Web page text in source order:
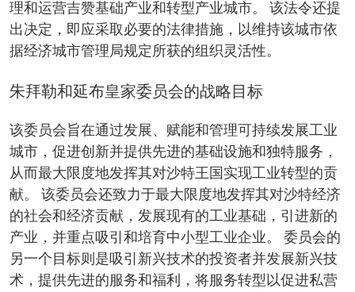
理和运营吉赞基础产业和转型产业城市。 该法令还提
出决定，即应采取必要的法律措施，以维持该城市依
据经济城市管理局规定所获的组织灵活性。
朱拜勒和延布皇家委员会的战略目标
该委员会旨在通过发展、赋能和管理可持续发展工业
城市，促进创新并提供先进的基础设施和独特服务，
从而最大限度地发挥其对沙特王国实现工业转型的贡
献。 该委员会还致力于最大限度地发挥其对沙特经济
的社会和经济贡献，发展现有的工业基础，引进新的
产业，并重点吸引和培育中小型工业企业。 委员会的
另一个目标则是吸引新兴技术的投资者并发展新兴技
术，提供先进的服务和福利，将服务转型以促进私营